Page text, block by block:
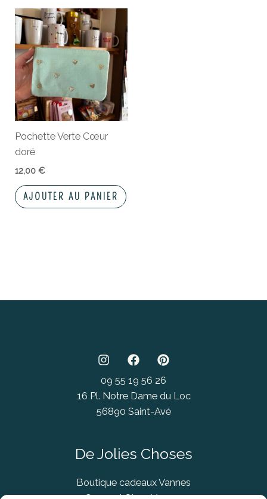
Pochette Verte Cœur
doré
12,00€
AJOUTER AU PANIER
09 55 19 56 26
16 Pl. Notre Dame du Loc
56890 Saint-Avé
De Jolies Choses
Boutique cadeaux Vannes